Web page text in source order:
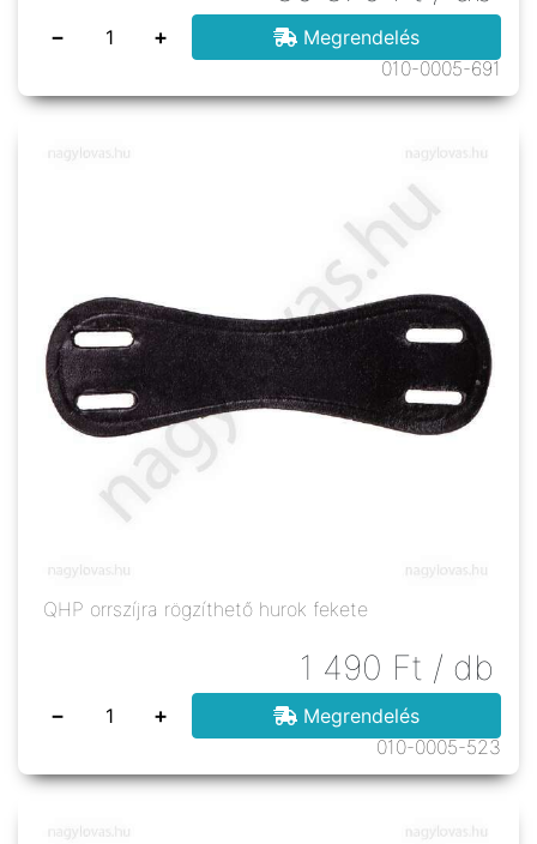
− +
Megrendelés
010-0005-691
QHP orrszíjra rögzíthető hurok fekete
1 490 Ft / db
− +
Megrendelés
010-0005-523